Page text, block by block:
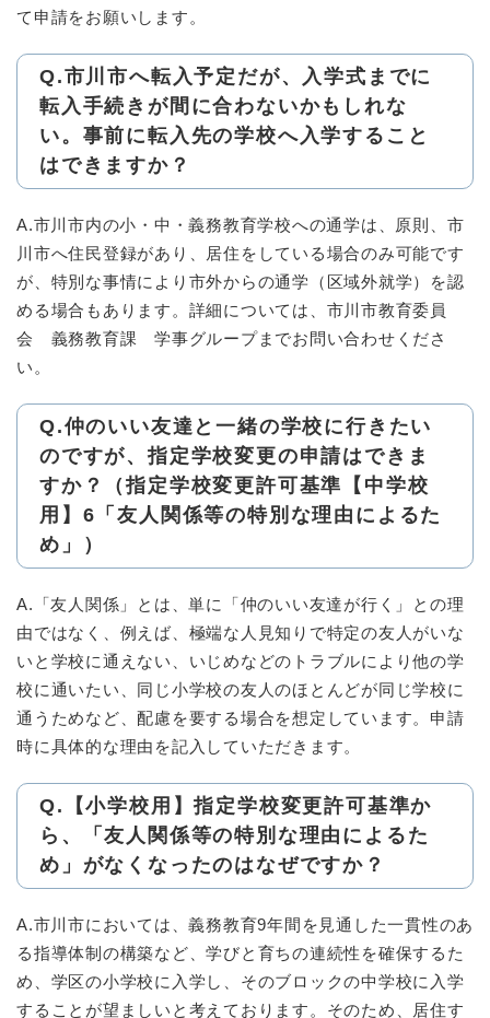
て申請をお願いします。
Q.市川市へ転入予定だが、入学式までに
転入手続きが間に合わないかもしれな
い。事前に転入先の学校へ入学すること
はできますか？
A.市川市内の小・中・義務教育学校への通学は、原則、市
川市へ住民登録があり、居住をしている場合のみ可能です
が、特別な事情により市外からの通学（区域外就学）を認
める場合もあります。詳細については、市川市教育委員
会 義務教育課 学事グループまでお問い合わせくださ
い。
Q.仲のいい友達と一緒の学校に行きたい
のですが、指定学校変更の申請はできま
すか？（指定学校変更許可基準【中学校
用】6「友人関係等の特別な理由によるた
め」）
A.「友人関係」とは、単に「仲のいい友達が行く」との理
由ではなく、例えば、極端な人見知りで特定の友人がいな
いと学校に通えない、いじめなどのトラブルにより他の学
校に通いたい、同じ小学校の友人のほとんどが同じ学校に
通うためなど、配慮を要する場合を想定しています。申請
時に具体的な理由を記入していただきます。
Q.【小学校用】指定学校変更許可基準か
ら、「友人関係等の特別な理由によるた
め」がなくなったのはなぜですか？
A.市川市においては、義務教育9年間を見通した一貫性のあ
る指導体制の構築など、学びと育ちの連続性を確保するた
め、学区の小学校に入学し、そのブロックの中学校に入学
することが望ましいと考えております。そのため、居住す